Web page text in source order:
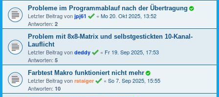
Probleme im Programmablauf nach der Übertragung
Letzter Beitrag von jpj61 « Mo 20. Okt 2025, 13:52
Antworten: 2
Problem mit 8x8-Matrix und selbstgestickten 10-Kanal-
Lauflicht
Letzter Beitrag von deddy « Fr 19. Sep 2025, 17:53
Antworten: 5
Farbtest Makro funktioniert nicht mehr
Letzter Beitrag von rstaiger « So 7. Sep 2025, 15:55
Antworten: 10